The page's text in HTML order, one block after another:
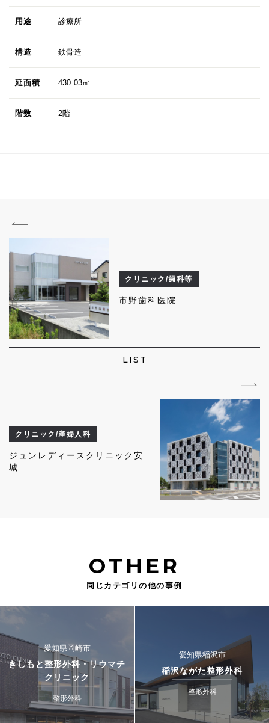
用途 診療所
構造 鉄骨造
延面積 430.03㎡
階数 2階
クリニック/歯科等
市野歯科医院
LIST
クリニック/産婦人科
ジュンレディースクリニック安
城
OTHER
同じカテゴリの他の事例
愛知県岡崎市
きしもと整形外科・リウマチ
クリニック
整形外科
愛知県稲沢市
稲沢ながた整形外科
整形外科